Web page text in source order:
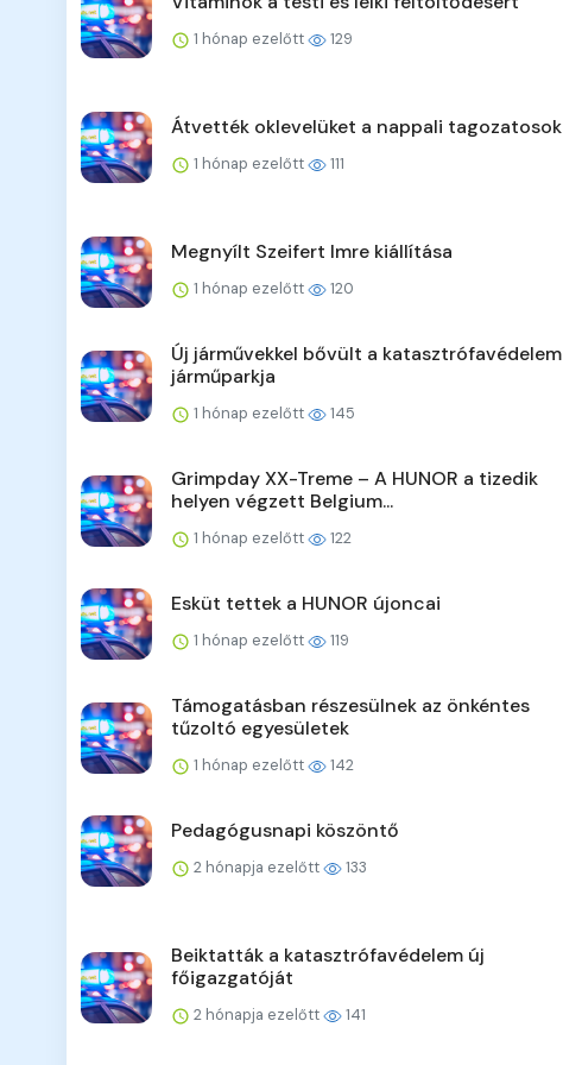
1 hónap ezelőtt 129
Átvették oklevelüket a nappali tagozatosok
1 hónap ezelőtt 111
Megnyílt Szeifert Imre kiállítása
1 hónap ezelőtt 120
Új járművekkel bővült a katasztrófavédelem
járműparkja
1 hónap ezelőtt 145
Grimpday XX-Treme – A HUNOR a tizedik
helyen végzett Belgium...
1 hónap ezelőtt 122
Esküt tettek a HUNOR újoncai
1 hónap ezelőtt 119
Támogatásban részesülnek az önkéntes
tűzoltó egyesületek
1 hónap ezelőtt 142
Pedagógusnapi köszöntő
2 hónapja ezelőtt 133
Beiktatták a katasztrófavédelem új
főigazgatóját
2 hónapja ezelőtt 141